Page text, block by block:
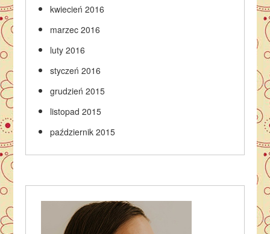
kwiecień 2016
marzec 2016
luty 2016
styczeń 2016
grudzień 2015
listopad 2015
październik 2015